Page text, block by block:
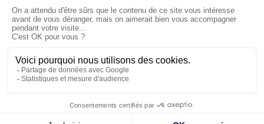
La visite pastorale du pape Léon
XIV à Assise à suivre sur KTO le
jeudi 6 août
Le pape en Uruguay, Argentine et
Pérou du 6 au 17 novembre 2026